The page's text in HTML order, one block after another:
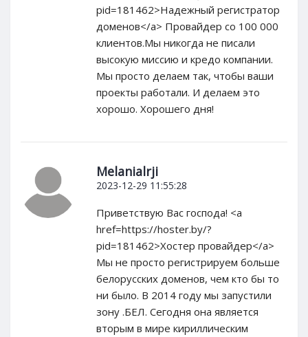
pid=181462>Надежный регистратор
доменов</a> Провайдер со 100 000
клиентов.Мы никогда не писали
высокую миссию и кредо компании.
Мы просто делаем так, чтобы ваши
проекты работали. И делаем это
хорошо. Хорошего дня!
Melanialrji
2023-12-29 11:55:28
Приветствую Вас господа! <a
href=https://hoster.by/?
pid=181462>Хостер провайдер</a>
Мы не просто регистрируем больше
белорусских доменов, чем кто бы то
ни было. В 2014 году мы запустили
зону .БЕЛ. Сегодня она является
вторым в мире кириллическим